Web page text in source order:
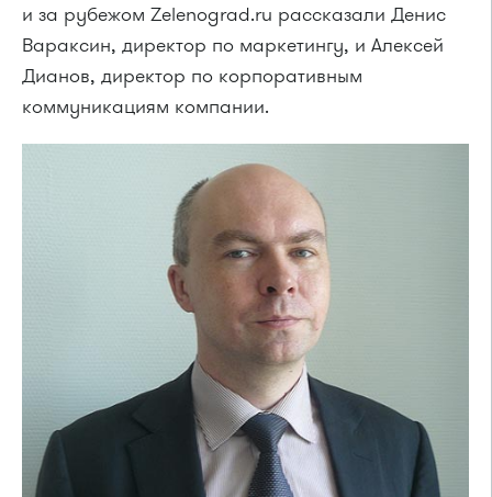
и за рубежом Zelenograd.ru рассказали Денис
Вараксин, директор по маркетингу, и Алексей
Дианов, директор по корпоративным
коммуникациям компании.